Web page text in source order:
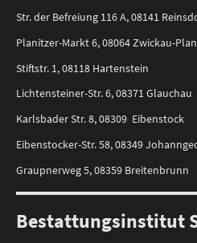
Str. der Befreiung 116 A, 08141
Planitzer-Markt 6, 08064 Zwickau-
Stiftstr. 1, 08118 Hartenstein
Lichtensteiner-Str. 6, 08371 Glauchau
Karlsbader Str. 8, 08309 Eibenstock
Eibenstocker-Str. 58, 08349
Graupnerweg 5, 08359 Breitenbrunn
Bestattungsinstitut